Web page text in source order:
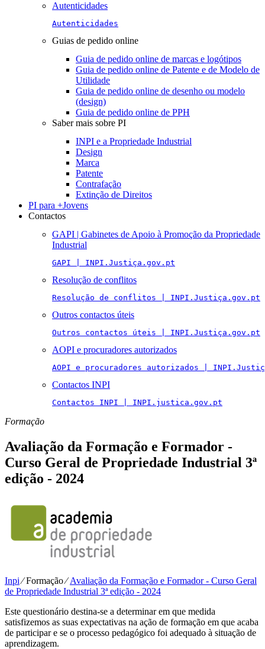
Autenticidades
Autenticidades
Guias de pedido online
Guia de pedido online de marcas e logótipos
Guia de pedido online de Patente e de Modelo de
Utilidade
Guia de pedido online de desenho ou modelo
(design)
Guia de pedido online de PPH
Saber mais sobre PI
INPI e a Propriedade Industrial
Design
Marca
Patente
Contrafação
Extinção de Direitos
PI para +Jovens
Contactos
GAPI | Gabinetes de Apoio à Promoção da Propriedade
Industrial
GAPI | INPI.Justiça.gov.pt
Resolução de conflitos
Resolução de conflitos | INPI.Justiça.gov.pt
Outros contactos úteis
Outros contactos úteis | INPI.Justiça.gov.pt
AOPI e procuradores autorizados
AOPI e procuradores autorizados |
Contactos INPI
Contactos INPI | INPI.justica.gov.pt
Formação
Avaliação da Formação e Formador -
Curso Geral de Propriedade Industrial 3ª
edição - 2024
Inpi⁄Formação⁄Avaliação da Formação e Formador - Curso Geral
de Propriedade Industrial 3ª edição - 2024
Este questionário destina-se a determinar em que medida
satisfizemos as suas expectativas na ação de formação em que acaba
de participar e se o processo pedagógico foi adequado à situação de
aprendizagem.